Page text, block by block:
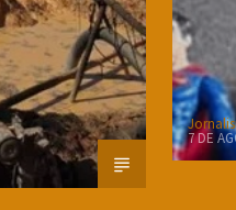
7 DE